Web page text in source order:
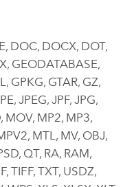
DOC, DOCX, DOT,
GEODATABASE,
GPKG, GTAR, GZ,
JPEG, JPF, JPG,
MOV, MP2, MP3,
MTL, MV, OBJ,
QT, RA, RAM,
TIFF, TXT, USDZ,